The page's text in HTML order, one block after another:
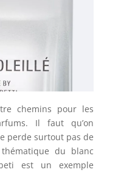
chemins pour les
Il faut qu’on
perde surtout pas de
du blanc
est un exemple